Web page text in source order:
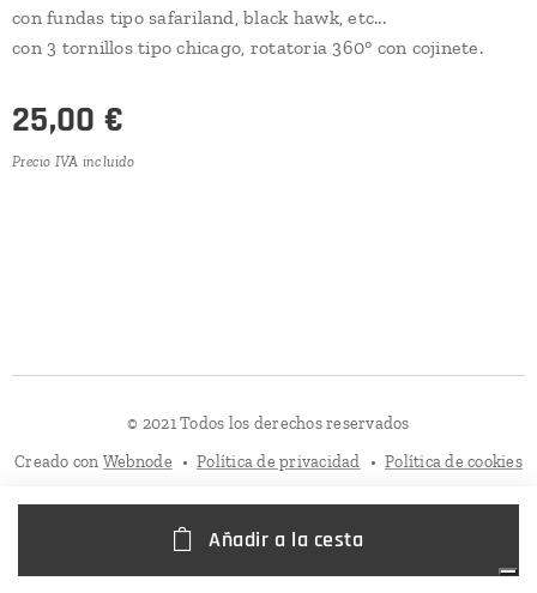
con fundas tipo safariland, black hawk, etc...
con 3 tornillos tipo chicago, rotatoria 360° con cojinete.
25,00 €
Precio IVA incluido
Añadir a la cesta
© 2021 Todos los derechos reservados
Creado con Webnode Política de privacidad Política de cookies